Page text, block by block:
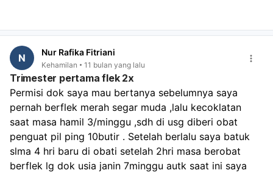
N Nur Rafika Fitriani
Kehamilan 11 bulan yang lalu
Trimester pertama flek 2x
Permisi dok saya mau bertanya sebelumnya saya
pernah berflek merah segar muda ,lalu kecoklatan
saat masa hamil 3/minggu ,sdh di usg diberi obat
penguat pil ping 10butir . Setelah berlalu saya batuk
slma 4 hri baru di obati setelah 2hri masa berobat
berflek lg dok usia janin 7minggu autk saat ini saya